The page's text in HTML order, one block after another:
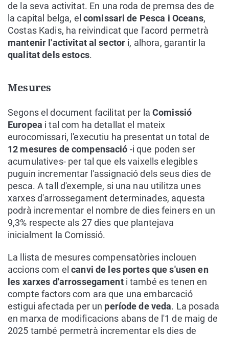
de la seva activitat. En una roda de premsa des de
la capital belga, el comissari de Pesca i Oceans,
Costas Kadis, ha reivindicat que l'acord permetrà
mantenir l'activitat al sector i, alhora, garantir la
qualitat dels estocs.
Mesures
Segons el document facilitat per laComissió
Europea i tal com ha detallat el mateix
eurocomissari, l'executiu ha presentat un total de
12 mesures de compensació -i que poden ser
acumulatives- per tal que els vaixells elegibles
puguin incrementar l'assignació dels seus dies de
pesca. A tall d'exemple, si una nau utilitza unes
xarxes d'arrossegament determinades, aquesta
podrà incrementar el nombre de dies feiners en un
9,3% respecte als 27 dies que plantejava
inicialment la Comissió.
La llista de mesures compensatòries inclouen
accions com elcanvi de les portes que s'usen en
les xarxes d'arrossegament i també es tenen en
compte factors com ara que una embarcació
estigui afectada per un període de veda. La posada
en marxa de modificacions abans de l'1 de maig de
2025 també permetrà incrementar els dies de